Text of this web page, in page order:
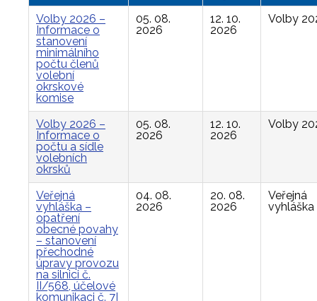
Volby 2026 –
Informace o
stanovení
minimálního
počtu členů
volební
okrskové
komise
05. 08.
2026
12. 10.
2026
Volby
Volby 2026 –
Informace o
počtu a sídle
volebních
okrsků
05. 08.
2026
12. 10.
2026
Volby
Veřejná
vyhláška –
opatření
obecné povahy
– stanovení
přechodné
úpravy provozu
na silnici č.
II/568, účelové
komunikaci č. 7I
04. 08.
2026
20. 08.
2026
Veřejná
vyhláška